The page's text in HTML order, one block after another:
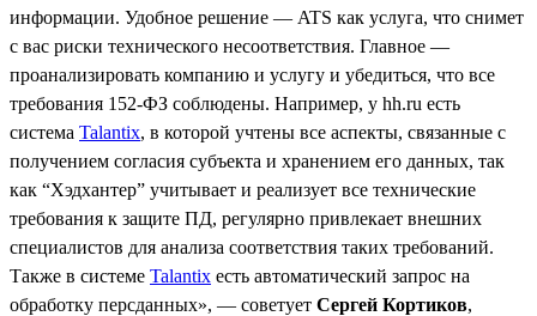
информации. Удобное решение — ATS как услуга, что снимет
с вас риски технического несоответствия. Главное —
проанализировать компанию и услугу и убедиться, что все
требования 152-ФЗ соблюдены. Например, у hh.ru есть
система Talantix, в которой учтены все аспекты, связанные с
получением согласия субъекта и хранением его данных, так
как “Хэдхантер” учитывает и реализует все технические
требования к защите ПД, регулярно привлекает внешних
специалистов для анализа соответствия таких требований.
Также в системе Talantix есть автоматический запрос на
обработку персданных», — советует Сергей Кортиков,